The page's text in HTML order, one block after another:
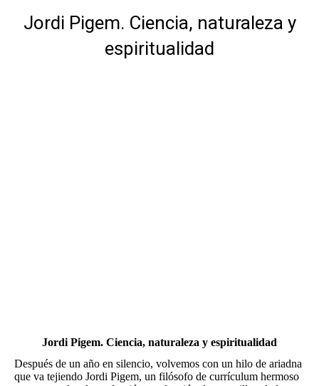
Jordi Pigem. Ciencia, naturaleza y
espiritualidad
Jordi Pigem. Ciencia, naturaleza y espiritualidad
Después de un año en silencio, volvemos con un hilo de ariadna
que va tejiendo Jordi Pigem, un filósofo de currículum hermoso